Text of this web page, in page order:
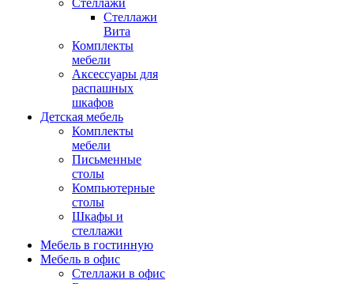
Стеллажи
Стеллажи
Вита
Комплекты
мебели
Аксессуары для
распашных
шкафов
Детская мебель
Комплекты
мебели
Письменные
столы
Компьютерные
столы
Шкафы и
стеллажи
Мебель в гостинную
Мебель в офис
Стеллажи в офис